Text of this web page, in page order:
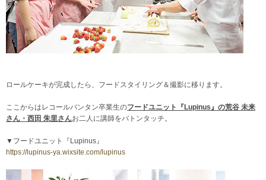
ロールケーキが完成したら、フードスタイリング＆撮影に移ります。
ここからはレコールバンタン卒業生のフードユニット『Lupinus』の荒谷 未来
さん・西田 朱里さんお二人に講師をバトンタッチ。
▼フードユニット『Lupinus』
https://lupinus-ya.wixsite.com/lupinus